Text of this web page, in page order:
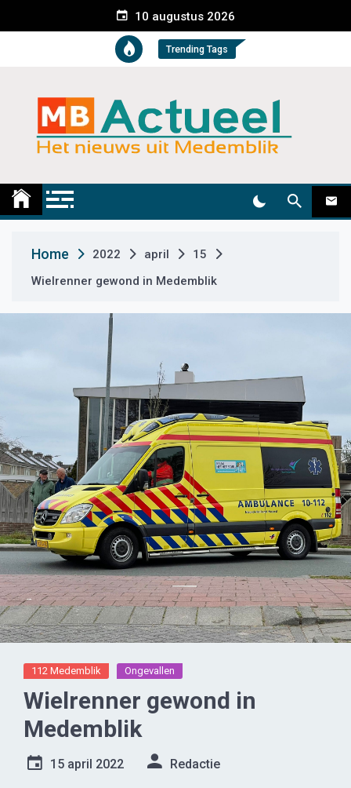
e
t
10 augustus 2026
Trending Tags
Medemblik Actueel
Home 2022 april
15
Wielrenner gewond in Medemblik
112 Medemblik Ongevallen
Wielrenner gewond in
Medemblik
15 april 2022 Redactie